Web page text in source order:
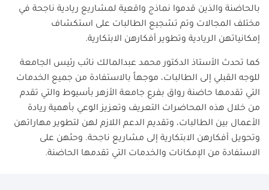
بالحاضنة والذين قدموا نماذج واقعية لمشاريع ريادية ناجحة في
مختلف المجالات وتم تشجيع الطالبات على استكشاف
إمكانياتهن الريادية وتطوير أفكارهن الابتكارية.
كما تحدث الأستاذ الدكتور محمد عبدالمالك نائب رئيس الجامعة
للوجه القبلي إلى الطالبات، موجهاً بالاستفادة من جميع الخدمات
التي تقدمها حاضنة رواق بفرع جامعة الأزهر بأسيوط والتي تقدم
من خلال هذه المحاضرات التعريف وتعزيز الوعي بأهمية ريادة
الأعمال بين الطالبات، وتقديم الدعم اللازم لهن لتطوير مهاراتهن
وتحويل أفكارهن الابتكارية إلى مشاريع ناجحة. وحثهن على
الاستفادة من الإمكانات والخدمات التي تقدمها الحاضنة.